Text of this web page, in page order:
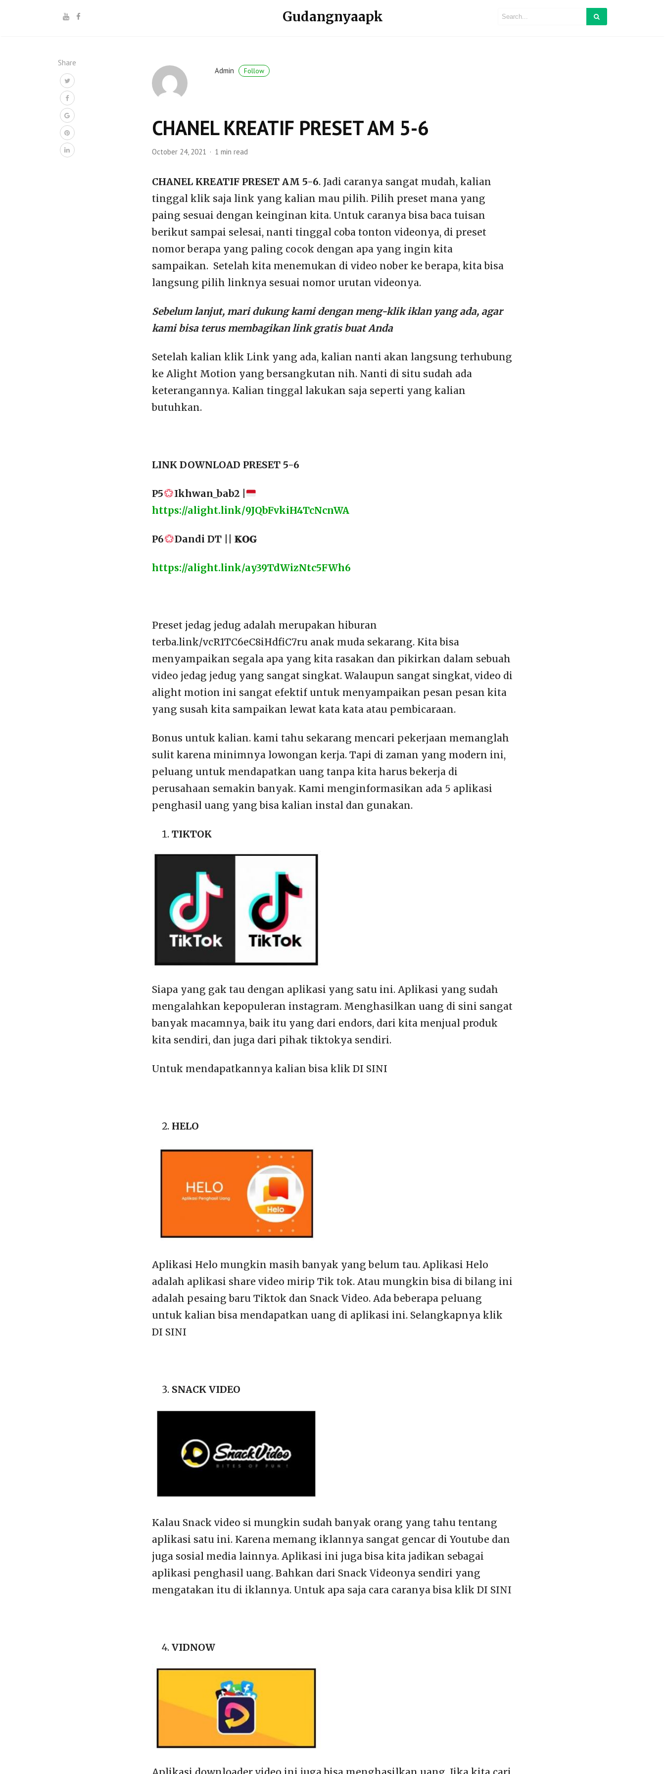
Gudangnyaapk
Share
Admin
Follow
CHANEL KREATIF PRESET AM 5-6
October 24, 2021 1 min read
CHANEL KREATIF PRESET AM 5-6. Jadi caranya sangat mudah, kalian
tinggal klik saja link yang kalian mau pilih. Pilih preset mana yang
paing sesuai dengan keinginan kita. Untuk caranya bisa baca tuisan
berikut sampai selesai, nanti tinggal coba tonton videonya, di preset
nomor berapa yang paling cocok dengan apa yang ingin kita
sampaikan. Setelah kita menemukan di video nober ke berapa, kita bisa
langsung pilih linknya sesuai nomor urutan videonya.
Sebelum lanjut, mari dukung kami dengan meng-klik iklan yang ada, agar
kami bisa terus membagikan link gratis buat Anda
Setelah kalian klik Link yang ada, kalian nanti akan langsung terhubung
ke Alight Motion yang bersangkutan nih. Nanti di situ sudah ada
keterangannya. Kalian tinggal lakukan saja seperti yang kalian
butuhkan.
LINK DOWNLOAD PRESET 5-6
P5
Ikhwan_bab2 |
https://alight.link/9JQbFvkiH4TcNcnWA
P6 Dandi DT || 𝐊𝐎𝐆
https://alight.link/ay39TdWizNtc5FWh6
Preset jedag jedug adalah merupakan hiburan
terba.link/vcR1TC6eC8iHdfiC7ru anak muda sekarang. Kita bisa
menyampaikan segala apa yang kita rasakan dan pikirkan dalam sebuah
video jedag jedug yang sangat singkat. Walaupun sangat singkat, video di
alight motion ini sangat efektif untuk menyampaikan pesan pesan kita
yang susah kita sampaikan lewat kata kata atau pembicaraan.
Bonus untuk kalian. kami tahu sekarang mencari pekerjaan memanglah
sulit karena minimnya lowongan kerja. Tapi di zaman yang modern ini,
peluang untuk mendapatkan uang tanpa kita harus bekerja di
perusahaan semakin banyak. Kami menginformasikan ada 5 aplikasi
penghasil uang yang bisa kalian instal dan gunakan.
TIKTOK
Siapa yang gak tau dengan aplikasi yang satu ini. Aplikasi yang sudah
mengalahkan kepopuleran instagram. Menghasilkan uang di sini sangat
banyak macamnya, baik itu yang dari endors, dari kita menjual produk
kita sendiri, dan juga dari pihak tiktokya sendiri.
Untuk mendapatkannya kalian bisa klik DI SINI
HELO
Aplikasi Helo mungkin masih banyak yang belum tau. Aplikasi Helo
adalah aplikasi share video mirip Tik tok. Atau mungkin bisa di bilang ini
adalah pesaing baru Tiktok dan Snack Video. Ada beberapa peluang
untuk kalian bisa mendapatkan uang di aplikasi ini. Selangkapnya klik
DI SINI
SNACK VIDEO
Kalau Snack video si mungkin sudah banyak orang yang tahu tentang
aplikasi satu ini. Karena memang iklannya sangat gencar di Youtube dan
juga sosial media lainnya. Aplikasi ini juga bisa kita jadikan sebagai
aplikasi penghasil uang. Bahkan dari Snack Videonya sendiri yang
mengatakan itu di iklannya. Untuk apa saja cara caranya bisa klik DI SINI
VIDNOW